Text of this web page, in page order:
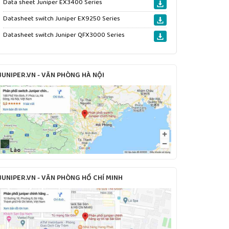
Data sheet Juniper EX3400 Series
Datasheet switch Juniper EX9250 Series
Datasheet switch Juniper QFX3000 Series
- VĂN PHÒNG HÀ NỘI
- VĂN PHÒNG HỒ CHÍ MINH